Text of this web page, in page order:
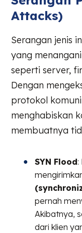
Attacks)
Serangan jenis
yang
seperti server,
Dengan
protokol
menghabiskan
membuatnya
SYN Flood:
pernah
Akibatnya,
dari klien